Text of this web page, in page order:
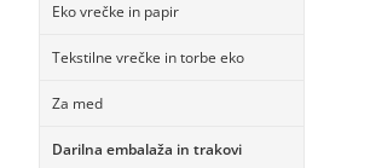
Eko vrečke in papir
Tekstilne vrečke in torbe eko
Za med
Darilna embalaža in trakovi